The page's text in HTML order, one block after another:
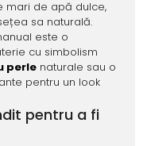
mari de apă dulce,
sa naturală.
este o
cu simbolism
perlenaturale sau o
pentru un look
pentru a fi